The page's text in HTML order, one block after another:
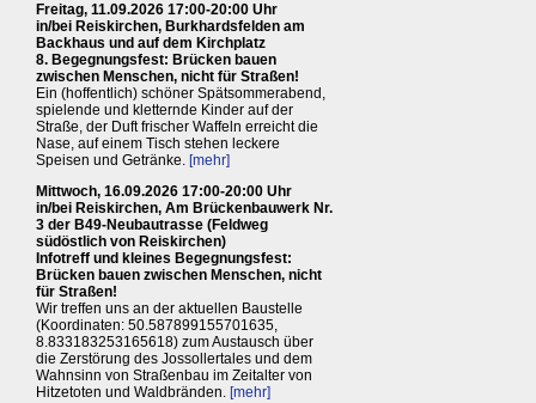
Freitag, 11.09.2026 17:00-20:00 Uhr
in/bei Reiskirchen, Burkhardsfelden am
Backhaus und auf dem Kirchplatz
8. Begegnungsfest: Brücken bauen
zwischen Menschen, nicht für Straßen!
Ein (hoffentlich) schöner Spätsommerabend,
spielende und kletternde Kinder auf der
Straße, der Duft frischer Waffeln erreicht die
Nase, auf einem Tisch stehen leckere
Speisen und Getränke. [mehr]
Mittwoch, 16.09.2026 17:00-20:00 Uhr
in/bei Reiskirchen, Am Brückenbauwerk Nr.
3 der B49-Neubautrasse (Feldweg
südöstlich von Reiskirchen)
Infotreff und kleines Begegnungsfest:
Brücken bauen zwischen Menschen, nicht
für Straßen!
Wir treffen uns an der aktuellen Baustelle
(Koordinaten: 50.587899155701635,
8.833183253165618) zum Austausch über
die Zerstörung des Jossollertales und dem
Wahnsinn von Straßenbau im Zeitalter von
Hitzetoten und Waldbränden. [mehr]